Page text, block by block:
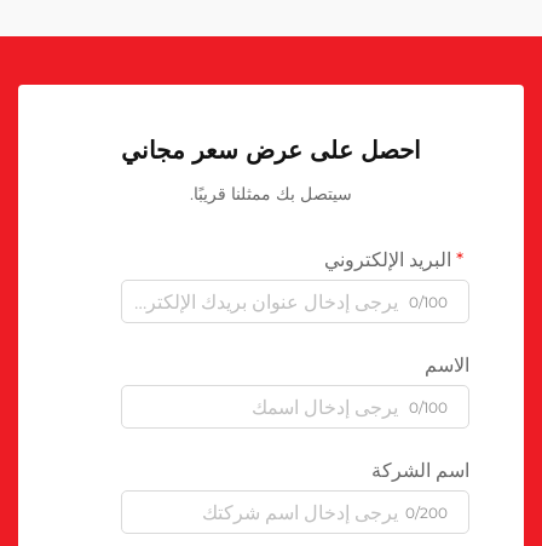
احصل على عرض سعر مجاني
سيتصل بك ممثلنا قريبًا.
البريد الإلكتروني
0/100
الاسم
0/100
اسم الشركة
0/200